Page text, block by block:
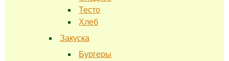
Тесто
Хлеб
Закуска
Бургеры